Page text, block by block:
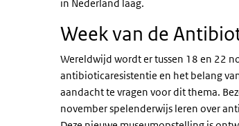
in Nederland laag.
Week van de
Wereldwijd wordt er tussen 18 en 22
antibioticaresistentie en het belang
aandacht te vragen voor dit thema.
november spelenderwijs leren over